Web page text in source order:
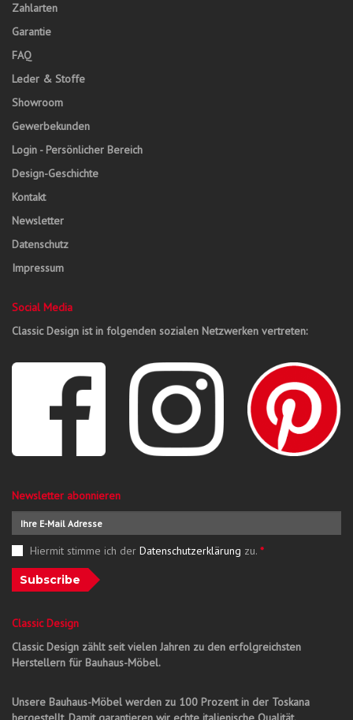
Zahlarten
Garantie
FAQ
Leder & Stoffe
Showroom
Gewerbekunden
Login - Persönlicher Bereich
Design-Geschichte
Kontakt
Newsletter
Datenschutz
Impressum
Social Media
Classic Design ist in folgenden sozialen Netzwerken vertreten:
Newsletter abonnieren
Hiermit stimme ich der Datenschutzerklärung zu. *
Subscribe
Classic Design
Classic Design zählt seit vielen Jahren zu den erfolgreichsten
Herstellern für Bauhaus-Möbel.
Unsere Bauhaus-Möbel werden zu 100 Prozent in der Toskana